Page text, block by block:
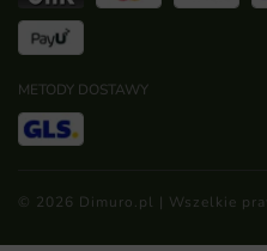
METODY DOSTAWY
© 2026 Dimuro.pl | Wszelkie